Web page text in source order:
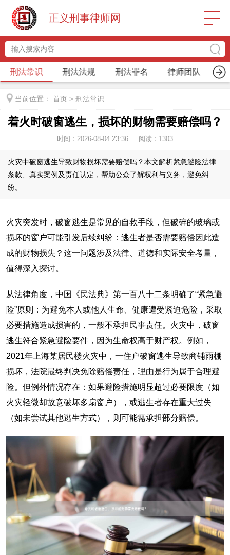
正义刑事律师网
刑法常识 刑法法规 刑法罪名 律师团队
当前位置： 首页 > 刑法常识
着火时破窗逃生，损坏的财物需要赔偿吗？
时间：2026-08-04 23:36 阅读： 1303
火灾中破窗逃生导致财物损坏需要赔偿吗？本文解析紧急避险法律
条款、真实案例及责任认定，帮助公众了解权利与义务，避免纠
纷。
火灾突发时，破窗逃生是常见的自救手段，但破碎的玻璃或
损坏的窗户可能引发后续纠纷：逃生者是否需要赔偿因此造
成的财物损失？这一问题涉及法律、道德和实际安全考量，
值得深入探讨。
从法律角度，中国《民法典》第一百八十二条明确了“紧急避
险”原则：为避免本人或他人生命、健康遭受紧迫危险，采取
必要措施造成损害的，一般不承担民事责任。火灾中，破窗
逃生符合紧急避险要件，因为生命权高于财产权。例如，
2021年上海某居民楼火灾中，一住户破窗逃生导致商铺雨棚
损坏，法院最终判决免除赔偿责任，理由是行为属于合理避
险。但例外情况存在：如果避险措施明显超过必要限度（如
火灾轻微却故意破坏多扇窗户），或逃生者存在重大过失
（如未尝试其他逃生方式），则可能需承担部分赔偿。